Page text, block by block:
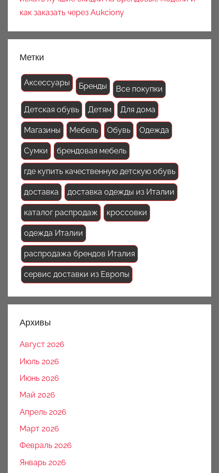
как заказать через Aukciony
Метки
Аксессуары Бренды Все покупки
Детская обувь Детям Для дома
Магазины Мебель Обувь Одежда
Сумки брендовая мебель
где купить качественную детскую обувь
доставка доставка одежды из Италии
каталог распродаж кроссовки
одежда Италии
распродажа брендов Италия
сервис доставки из Европы
Архивы
Август 2026
Июль 2026
Июнь 2026
Май 2026
Апрель 2026
Март 2026
Февраль 2026
Январь 2026